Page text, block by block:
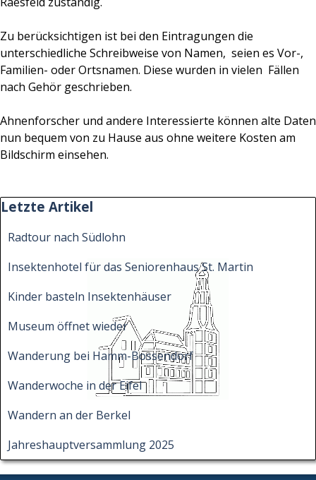
Zu berücksichtigen ist bei den Eintragungen die
unterschiedliche Schreibweise von Namen, seien es Vor-,
Familien- oder Ortsnamen. Diese wurden in vielen Fällen
nach Gehör geschrieben.
Ahnenforscher und andere Interessierte können alte Daten
nun bequem von zu Hause aus ohne weitere Kosten am
Bildschirm einsehen.
Block überspringen Letzte Artikel
Letzte Artikel
Radtour nach Südlohn
Insektenhotel für das Seniorenhaus St. Martin
Kinder basteln Insektenhäuser
Museum öffnet wieder
Wanderung bei Hamm-Bossendorf
Wanderwoche in der Eifel
Wandern an der Berkel
Jahreshauptversammlung 2025